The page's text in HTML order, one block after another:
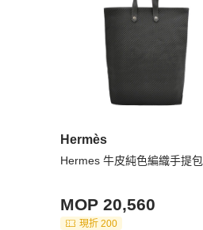
Hermès
Hermes 牛皮純色編織手提包
MOP 20,560
現折 200